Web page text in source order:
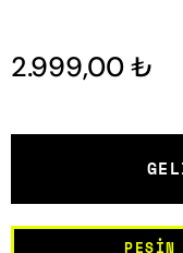
2.999,00 ₺